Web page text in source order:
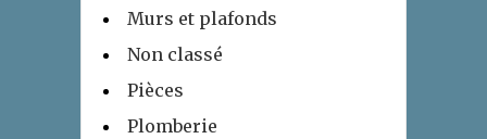
Murs et plafonds
Non classé
Pièces
Plomberie